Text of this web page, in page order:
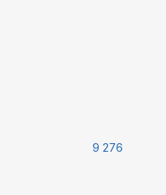
9 276